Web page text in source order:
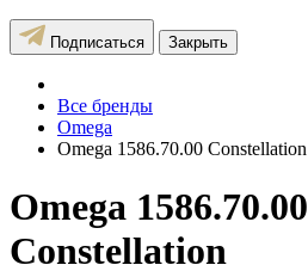
Подписаться Закрыть
Все бренды
Omega
Omega 1586.70.00 Constellation
Omega 1586.70.00
Constellation